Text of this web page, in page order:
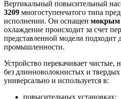
Вертикальный повысительный
3209 многоступенчатого типа
исполнении. Он оснащен мокрым
охлаждение происходит за счет
представленной модели подходит
промышленности.
Устройство перекачивает чистые,
без длинноволокнистых и
универсально и используется в:
повысительных установках;